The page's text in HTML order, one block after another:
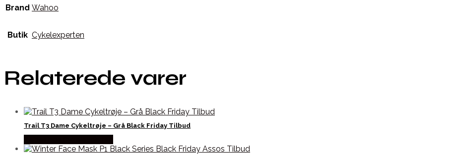
Brand Wahoo
Butik Cykelexperten
Relaterede varer
Trail T3 Dame Cykeltrøje – Grå Black Friday Tilbud